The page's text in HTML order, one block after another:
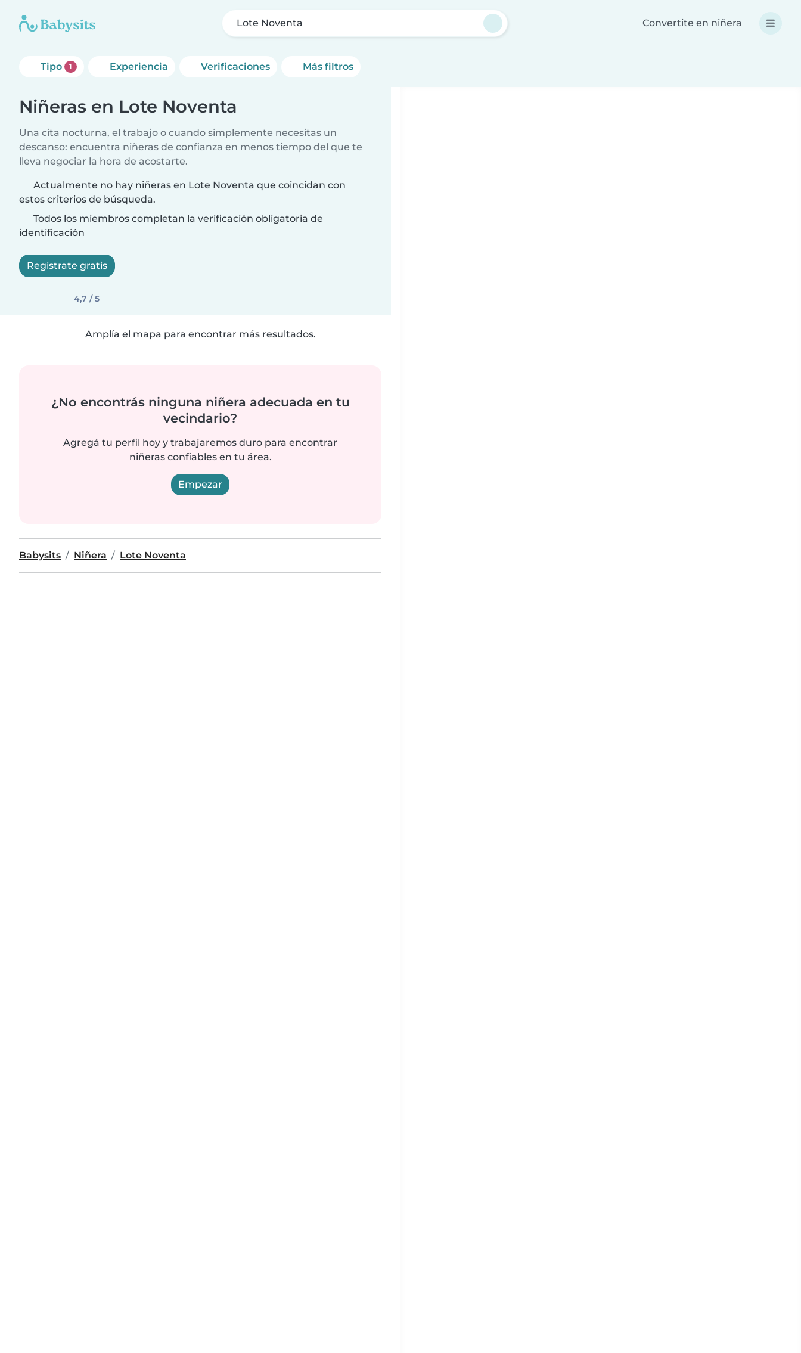
Lote Noventa Convertite en niñera
Tipo 1 Experiencia Verificaciones Más filtros
Niñeras en Lote Noventa
Una cita nocturna, el trabajo o cuando simplemente necesitas un
descanso: encuentra niñeras de confianza en menos tiempo del que te
lleva negociar la hora de acostarte.
Actualmente no hay niñeras en Lote Noventa que coincidan con
estos criterios de búsqueda.
Todos los miembros completan la verificación obligatoria de
identificación
Registrate gratis
4,7 / 5
Amplía el mapa para encontrar más resultados.
¿No encontrás ninguna niñera adecuada en tu
vecindario?
Agregá tu perfil hoy y trabajaremos duro para encontrar
niñeras confiables en tu área.
Empezar
Babysits Niñera Lote Noventa